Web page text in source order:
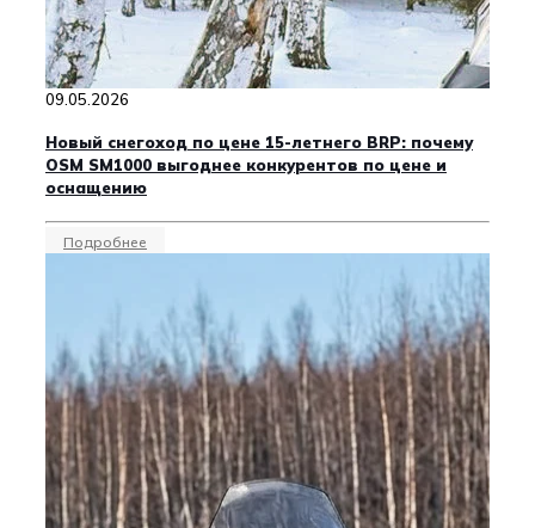
09.05.2026
Новый снегоход по цене 15-летнего BRP: почему
OSM SM1000 выгоднее конкурентов по цене и
оснащению
Подробнее